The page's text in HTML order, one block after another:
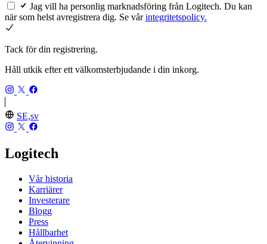
Jag vill ha personlig marknadsföring från Logitech. Du kan
när som helst avregistrera dig. Se vårintegritetspolicy.
Tack för din registrering.
Håll utkik efter ett välkomsterbjudande i din inkorg.
SE,sv
Logitech
Vår historia
Karriärer
Investerare
Blogg
Press
Hållbarhet